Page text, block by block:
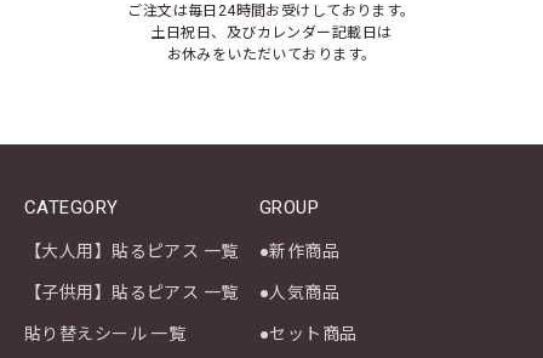
ご注文は毎日24時間お受けしております。
土日祝日、及びカレンダー記載日は
お休みをいただいております。
CATEGORY
【大人用】貼るピアス 一覧
【子供用】貼るピアス 一覧
貼り替えシール 一覧
GROUP
●新作商品
●人気商品
●セット商品